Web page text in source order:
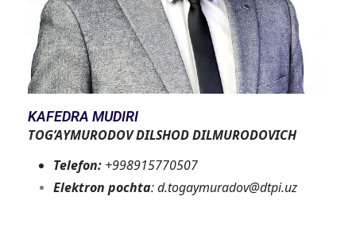
KAFEDRA MUDIRI
TOG’AYMURODOV DILSHOD DILMURODOVICH
Telefon: +998915770507
Elektron pochta:d.togaymuradov@dtpi.uz